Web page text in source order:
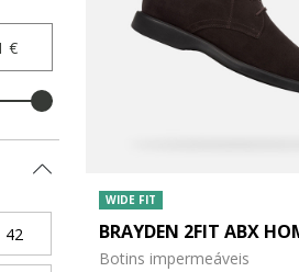
39do sapato: 40
by Tamanho do sapato: 41
42 Refine by Tamanho do sapato: 42
WIDE FIT
BRAYDEN 2FIT ABX
Botins impermeáveis